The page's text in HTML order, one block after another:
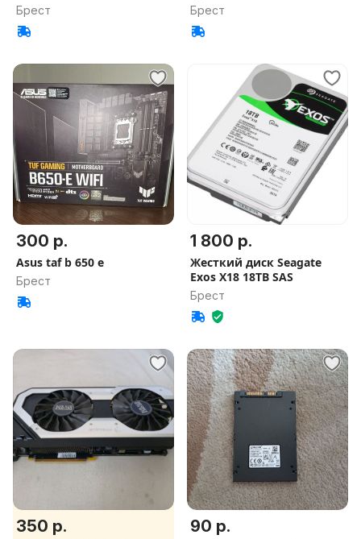
Брест Брест
300 р.
Asus taf b 650 e
Брест
1 800 р.
Жесткий диск Seagate
Exos X18 18TB SAS
Брест
350 р. 90 р.